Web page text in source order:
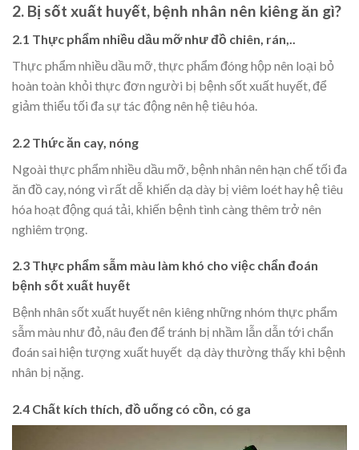
2. Bị sốt xuất huyết, bệnh nhân nên kiêng ăn gì?
2.1 Thực phẩm nhiều dầu mỡ như đồ chiên, rán,..
Thực phẩm nhiều dầu mỡ, thực phẩm đóng hộp nên loại bỏ
hoàn toàn khỏi thực đơn người bị bệnh sốt xuất huyết, để
giảm thiểu tối đa sự tác động nên hệ tiêu hóa.
2.2 Thức ăn cay, nóng
Ngoài thực phẩm nhiều dầu mỡ, bệnh nhân nên hạn chế tối đa
ăn đồ cay, nóng vì rất dễ khiến dạ dày bị viêm loét hay hệ tiêu
hóa hoạt động quá tải, khiến bệnh tình càng thêm trở nên
nghiêm trọng.
2.3 Thực phẩm sẫm màu làm khó cho việc chẩn đoán
bệnh sốt xuất huyết
Bệnh nhân sốt xuất huyết nên kiêng những nhóm thực phẩm
sẫm màu như đỏ, nâu đen để tránh bị nhầm lẫn dẫn tới chẩn
đoán sai hiện tượng xuất huyết dạ dày thường thấy khi bệnh
nhân bị nặng.
2.4 Chất kích thích, đồ uống có cồn, có ga